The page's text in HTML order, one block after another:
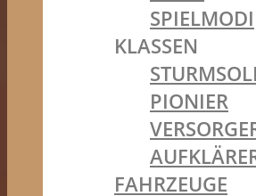
SPIELMODI
KLASSEN
PIONIER
FAHRZEUGE